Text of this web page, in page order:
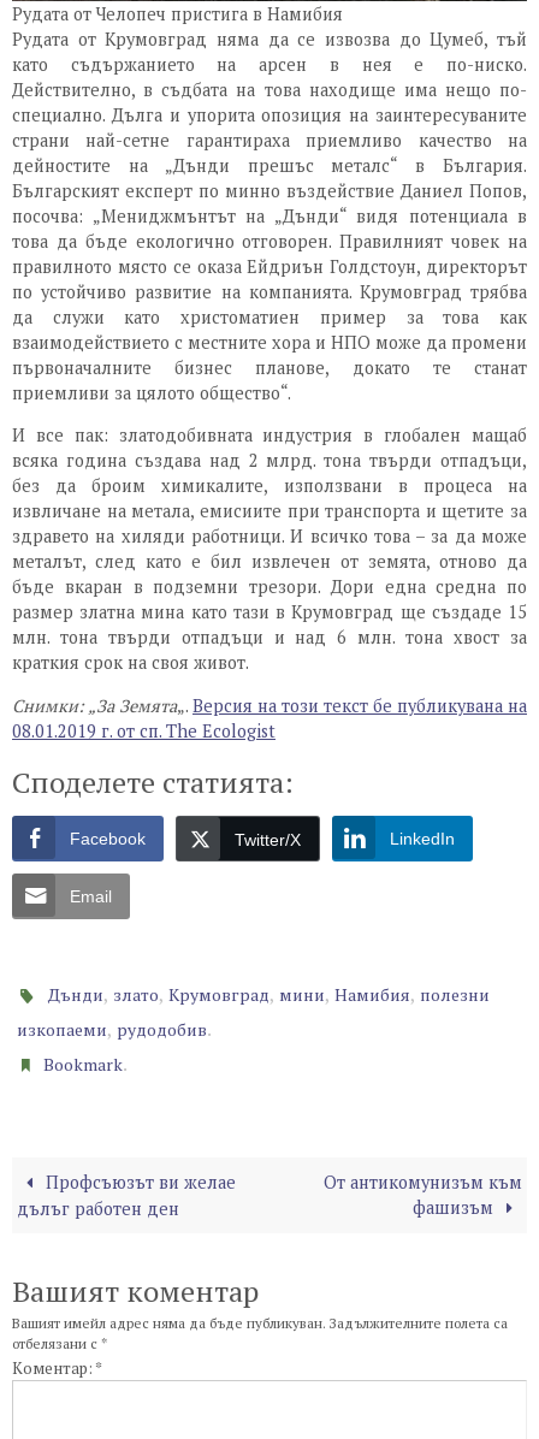
Рудата от Челопеч пристига в Намибия
Рудата от Крумовград няма да се извозва до Цумеб, тъй
като съдържанието на арсен в нея е по-ниско.
Действително, в съдбата на това находище има нещо по-
специално. Дълга и упорита опозиция на заинтересуваните
страни най-сетне гарантираха приемливо качество на
дейностите на „Дънди прешъс металс“ в България.
Българският експерт по минно въздействие Даниел Попов,
посочва: „Мениджмънтът на „Дънди“ видя потенциала в
това да бъде екологично отговорен. Правилният човек на
правилното място се оказа Ейдриън Голдстоун, директорът
по устойчиво развитие на компанията. Крумовград трябва
да служи като христоматиен пример за това как
взаимодействието с местните хора и НПО може да промени
първоначалните бизнес планове, докато те станат
приемливи за цялото общество“.
И все пак: златодобивната индустрия в глобален мащаб
всяка година създава над 2 млрд. тона твърди отпадъци,
без да броим химикалите, използвани в процеса на
извличане на метала, емисиите при транспорта и щетите за
здравето на хиляди работници. И всичко това – за да може
металът, след като е бил извлечен от земята, отново да
бъде вкаран в подземни трезори. Дори една средна по
размер златна мина като тази в Крумовград ще създаде 15
млн. тона твърди отпадъци и над 6 млн. тона хвост за
краткия срок на своя живот.
Снимки: „За Земята„. Версия на този текст бе публикувана на
08.01.2019 г. от сп. The Ecologist
Споделете статията:
Facebook Twitter/X LinkedIn
Email
Дънди, злато,Крумовград, мини,Намибия, полезни
изкопаеми, рудодобив.
Bookmark.
Профсъюзът ви желае
дълъг работен ден
От антикомунизъм към
фашизъм
Вашият коментар
Вашият имейл адрес няма да бъде публикуван. Задължителните полета са
отбелязани с *
Коментар: *